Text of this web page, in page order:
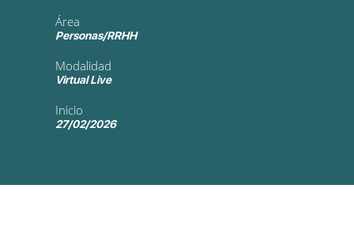
Área
Personas/RRHH
Modalidad
Virtual Live
Inicio
27/02/2026